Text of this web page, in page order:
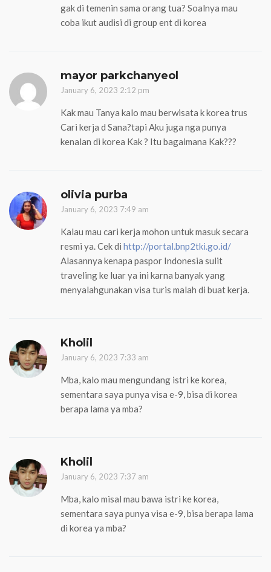
gak di temenin sama orang tua? Soalnya mau
coba ikut audisi di group ent di korea
mayor parkchanyeol
January 6, 2023 2:12 pm
Kak mau Tanya kalo mau berwisata k korea trus
Cari kerja d Sana?tapi Aku juga nga punya
kenalan di korea Kak ? Itu bagaimana Kak???
olivia purba
January 6, 2023 7:49 am
Kalau mau cari kerja mohon untuk masuk secara
resmi ya. Cek dihttp://portal.bnp2tki.go.id/
Alasannya kenapa paspor Indonesia sulit
traveling ke luar ya ini karna banyak yang
menyalahgunakan visa turis malah di buat kerja.
Kholil
January 6, 2023 7:33 am
Mba, kalo mau mengundang istri ke korea,
sementara saya punya visa e-9, bisa di korea
berapa lama ya mba?
Kholil
January 6, 2023 7:37 am
Mba, kalo misal mau bawa istri ke korea,
sementara saya punya visa e-9, bisa berapa lama
di korea ya mba?